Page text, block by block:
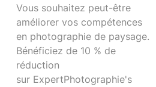
Vous souhaitez peut-être
améliorer vos compétences
en photographie de paysage.
Bénéficiez de 10 % de
réduction
sur ExpertPhotographie's